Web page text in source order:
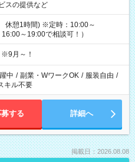
スの提供など
休憩1時間) ※定時：10:00～
～19:00で相談可！）
月～！
中 / 副業・WワークOK / 服装自由 /
キル不要
募する 詳細へ
掲載日：2026.08.08